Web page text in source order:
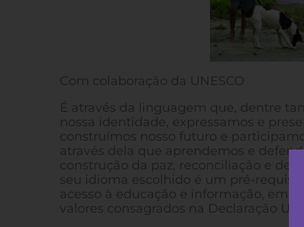
Com colaboração da UNESCO
É através da linguagem que, dentre
nossa identidade, expressamos e
construímos nosso futuro e
através dela que aprendemos e
construção da paz, reconciliação e
seu idioma escolhido é um pré-
acesso à educação e informação,
valores consagrados na Declaração